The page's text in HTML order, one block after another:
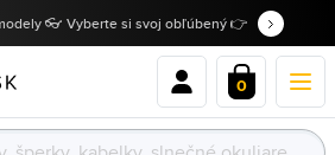
👓 Vyberte si svoj obľúbený 👉
0